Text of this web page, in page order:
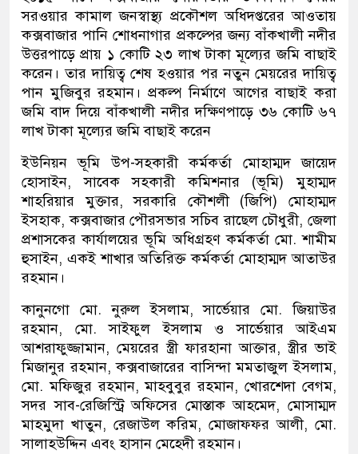
সরওয়ার কামাল জনস্বাস্থ্য প্রকৌশল অধিদপ্তরের আওতায়
কক্সবাজার পানি শোধনাগার প্রকল্পের জন্য বাঁকখালী নদীর
উত্তরপাড়ে প্রায় ১ কোটি ২৩ লাখ টাকা মূল্যের জমি বাছাই
করেন। তার দায়িত্ব শেষ হওয়ার পর নতুন মেয়রের দায়িত্ব
পান মুজিবুর রহমান। প্রকল্প নির্মাণে আগের বাছাই করা
জমি বাদ দিয়ে বাঁকখালী নদীর দক্ষিণপাড়ে ৩৬ কোটি ৬৭
লাখ টাকা মূল্যের জমি বাছাই করেন
ইউনিয়ন ভূমি উপ-সহকারী কর্মকর্তা মোহাম্মদ জায়েদ
হোসাইন, সাবেক সহকারী কমিশনার (ভূমি) মুহাম্মদ
শাহরিয়ার মুক্তার, সরকারি কৌশলী (জিপি) মোহাম্মদ
ইসহাক, কক্সবাজার পৌরসভার সচিব রাছেল চৌধুরী, জেলা
প্রশাসকের কার্যালয়ের ভূমি অধিগ্রহণ কর্মকর্তা মো. শামীম
হুসাইন, একই শাখার অতিরিক্ত কর্মকর্তা মোহাম্মদ আতাউর
রহমান।
কানুনগো মো. নুরুল ইসলাম, সার্ভেয়ার মো. জিয়াউর
রহমান, মো. সাইফুল ইসলাম ও সার্ভেয়ার আইএম
আশরাফুজ্জামান, মেয়রের স্ত্রী ফারহানা আক্তার, স্ত্রীর ভাই
মিজানুর রহমান, কক্সবাজারের বাসিন্দা মমতাজুল ইসলাম,
মো. মফিজুর রহমান, মাহবুবুর রহমান, খোরশেদা বেগম,
সদর সাব-রেজিস্ট্রি অফিসের মোস্তাক আহমেদ, মোসাম্মদ
মাহমুদা খাতুন, রেজাউল করিম, মোজাফফর আলী, মো.
সালাহউদ্দিন এবং হাসান মেহেদী রহমান।